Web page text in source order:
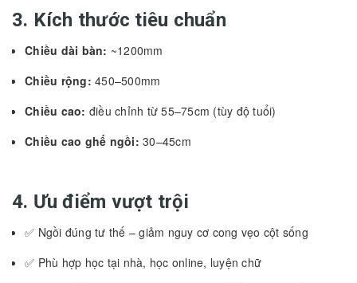
3. Kích thước tiêu chuẩn
Chiều dài bàn: ~1200mm
Chiều rộng: 450–500mm
Chiều cao: điều chỉnh từ 55–75cm (tùy độ tuổi)
Chiều cao ghế ngồi: 30–45cm
4. Ưu điểm vượt trội
✅ Ngồi đúng tư thế – giảm nguy cơ cong vẹo cột sống
✅ Phù hợp học tại nhà, học online, luyện chữ